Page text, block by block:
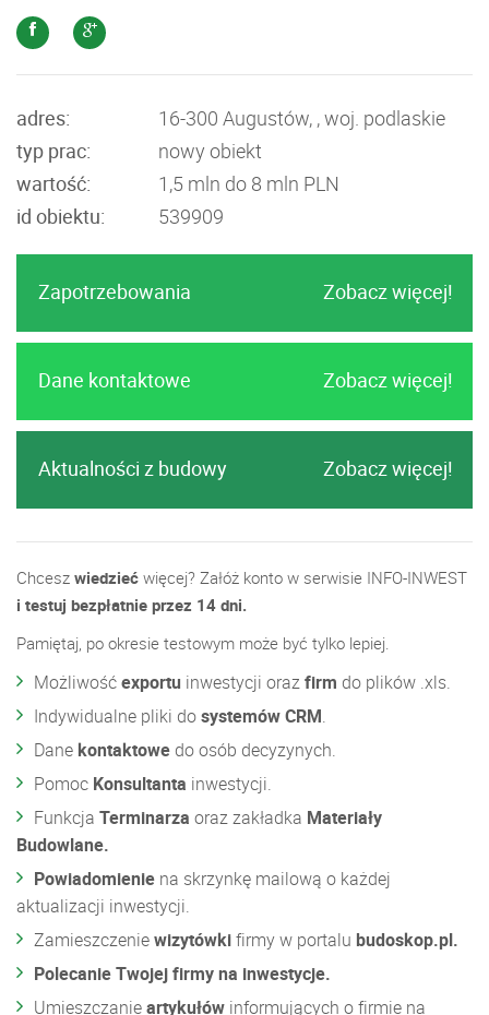
adres:
16-300 Augustów, , woj. podlaskie
typ prac:
nowy obiekt
wartość:
1,5 mln do 8 mln PLN
id obiektu:
539909
Zapotrzebowania Zobacz więcej!
Dane kontaktowe Zobacz więcej!
Aktualności z budowy Zobacz więcej!
Chcesz wiedzieć więcej? Załóż konto w serwisie INFO-INWEST
i testuj bezpłatnie przez 14 dni.
Pamiętaj, po okresie testowym może być tylko lepiej.
Możliwośćexportu inwestycji orazfirm do plików .xls.
Indywidualne pliki dosystemów CRM.
Dane kontaktowe do osób decyzynych.
Pomoc Konsultanta inwestycji.
Funkcja Terminarza oraz zakładka Materiały
Budowlane.
Powiadomienie na skrzynkę mailową o każdej
aktualizacji inwestycji.
Zamieszczeniewizytówkifirmy w portalu budoskop.pl.
Polecanie Twojej firmy na inwestycje.
Umieszczanieartykułów informujących o firmie na